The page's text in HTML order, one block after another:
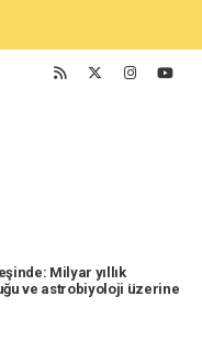
Milyar yıllık
ve astrobiyoloji üzerine